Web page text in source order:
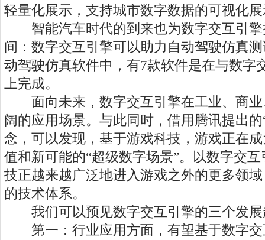
轻量化展示，支持城市数字数据的可视化
智能汽车时代的到来也为数字交互引擎
间：数字交互引擎可以助力自动驾驶仿真
动驾驶仿真软件中，有7款软件是在与数字
上完成。
面向未来，数字交互引擎在工业、商业
阔的应用场景。与此同时，借用腾讯提出
念，可以发现，基于游戏科技，游戏正在
值和新可能的“超级数字场景”。以数字交
技正越来越广泛地进入游戏之外的更多领
的技术体系。
我们可以预见数字交互引擎的三个发展
第一：行业应用方面，有望基于数字交